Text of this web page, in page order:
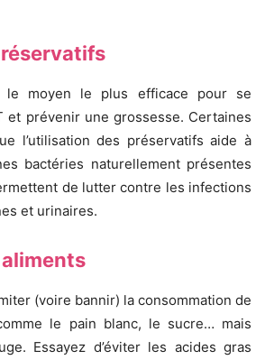
le moyen le plus efficace pour se
et prévenir une grossesse. Certaines
l’utilisation des préservatifs aide à
bactéries naturellement présentes
de lutter contre les infections
et urinaires.
(voire bannir) la consommation de
le pain blanc, le sucre… mais
Essayez d’éviter les acides gras